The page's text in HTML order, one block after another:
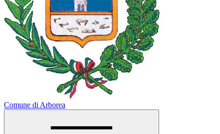
Comune di Arborea